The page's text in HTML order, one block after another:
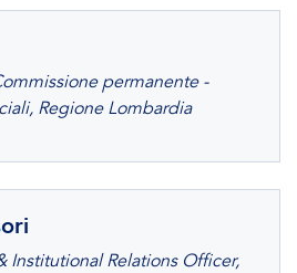
permanente -
Regione Lombardia
Institutional Relations Officer,